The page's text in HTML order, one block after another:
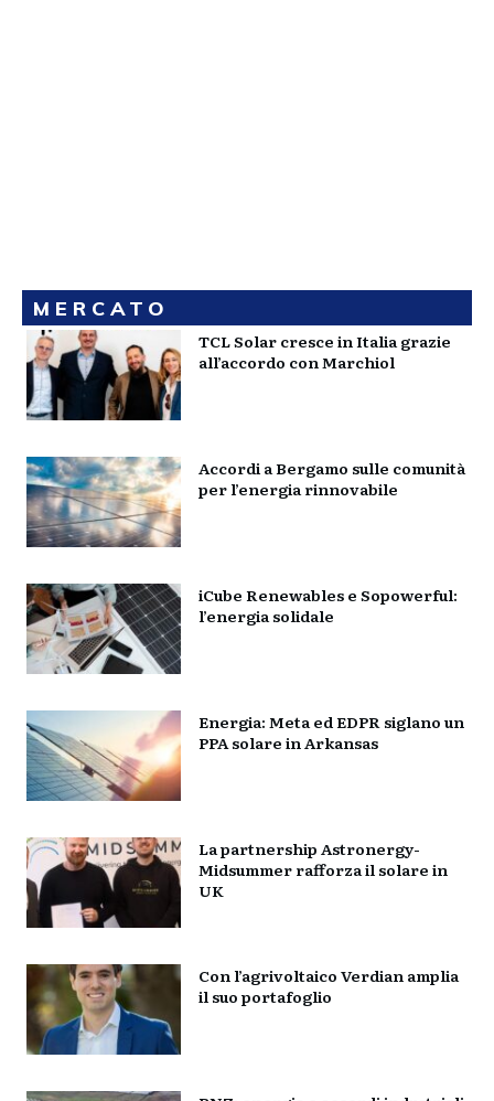
MERCATO
TCL Solar cresce in Italia grazie
all’accordo con Marchiol
Accordi a Bergamo sulle comunità
per l’energia rinnovabile
iCube Renewables e Sopowerful:
l’energia solidale
Energia: Meta ed EDPR siglano un
PPA solare in Arkansas
La partnership Astronergy-
Midsummer rafforza il solare in
UK
Con l’agrivoltaico Verdian amplia
il suo portafoglio